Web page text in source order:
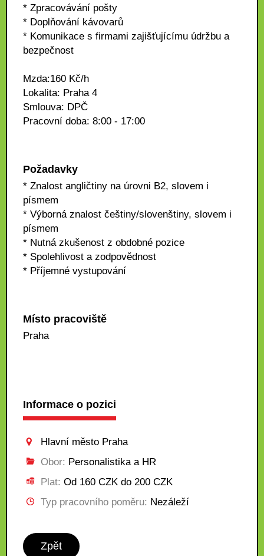
* Zpracovávání pošty
* Doplňování kávovarů
* Komunikace s firmami zajišťujícímu údržbu a
bezpečnost
Mzda:160 Kč/h
Lokalita: Praha 4
Smlouva: DPČ
Pracovní doba: 8:00 - 17:00
Požadavky
* Znalost angličtiny na úrovni B2, slovem i
písmem
* Výborná znalost češtiny/slovenštiny, slovem i
písmem
* Nutná zkušenost z obdobné pozice
* Spolehlivost a zodpovědnost
* Příjemné vystupování
Místo pracoviště
Praha
Informace o pozici
Hlavní město Praha
Obor: Personalistika a HR
Plat: Od 160 CZK do 200 CZK
Typ pracovního poměru: Nezáleží
Zpět